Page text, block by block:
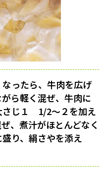
ったら、牛肉を広げ
ら軽く混ぜ、牛肉に
さじ１ 1/2〜２を加え
、煮汁がほとんどなく
り、絹さやを添え